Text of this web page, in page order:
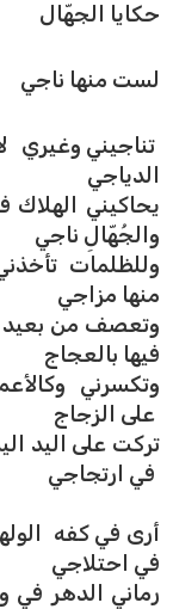
حكايا الجهّال
لست منها ناجي
تناجيني وغيري
الدياجي
يحاكيني
والجُهّالِ ناجي
وللظلمات
منها مزاجي
وتعصف من بعيد
فيها بالعجاج
وتكسرني
على الزجاج
تركت على اليد
في ارتجاجي
أرى في كفه
في احتلاجي
رماني الدهر